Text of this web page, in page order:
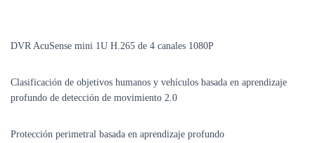
DVR AcuSense mini 1U H.265 de 4 canales 1080P
Clasificación de objetivos humanos y vehículos basada en aprendizaje
profundo de detección de movimiento 2.0
Protección perimetral basada en aprendizaje profundo